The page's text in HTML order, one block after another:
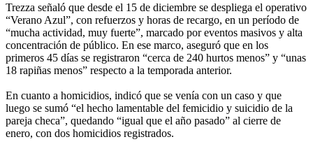
Trezza señaló que desde el 15 de diciembre se despliega el operativo
“Verano Azul”, con refuerzos y horas de recargo, en un período de
“mucha actividad, muy fuerte”, marcado por eventos masivos y alta
concentración de público. En ese marco, aseguró que en los
primeros 45 días se registraron “cerca de 240 hurtos menos” y “unas
18 rapiñas menos” respecto a la temporada anterior.
En cuanto a homicidios, indicó que se venía con un caso y que
luego se sumó “el hecho lamentable del femicidio y suicidio de la
pareja checa”, quedando “igual que el año pasado” al cierre de
enero, con dos homicidios registrados.